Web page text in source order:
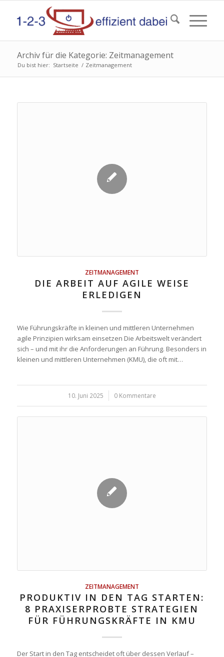
Archiv für die Kategorie: Zeitmanagement
Du bist hier: Startseite / Zeitmanagement
ZEITMANAGEMENT
DIE ARBEIT AUF AGILE WEISE
ERLEDIGEN
Wie Führungskräfte in kleinen und mittleren Unternehmen
agile Prinzipien wirksam einsetzen Die Arbeitswelt verändert
sich – und mit ihr die Anforderungen an Führung. Besonders in
kleinen und mittleren Unternehmen (KMU), die oft mit…
10. Juni 2025 0 Kommentare
ZEITMANAGEMENT
PRODUKTIV IN DEN TAG STARTEN:
8 PRAXISERPROBTE STRATEGIEN
FÜR FÜHRUNGSKRÄFTE IN KMU
Der Start in den Tag entscheidet oft über dessen Verlauf –